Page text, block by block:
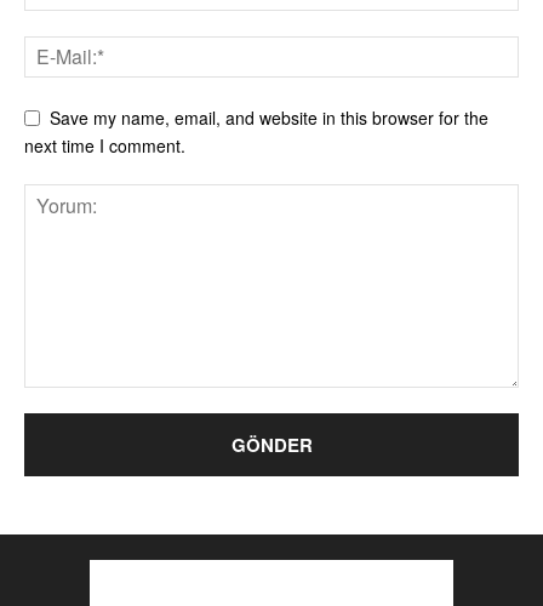
Save my name, email, and website in this browser for the
next time I comment.